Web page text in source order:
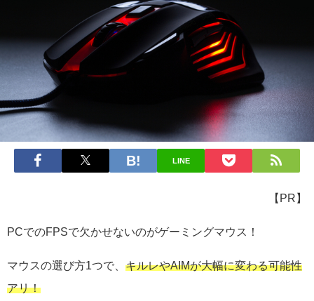
LINE
【PR】
PCでのFPSで欠かせないのがゲーミングマウス！
マウスの選び方1つで、 キルレやAIMが大幅に変わる可能性
アリ！